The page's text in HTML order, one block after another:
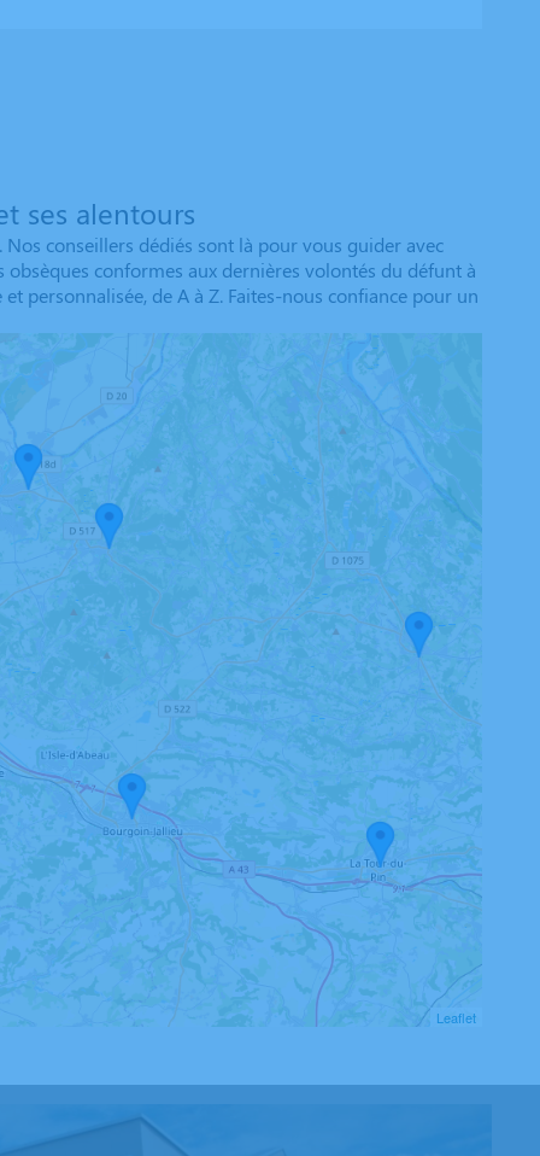
ses alentours
conseillers dédiés sont là pour vous guider avec
conformes aux dernières volontés du défunt à
personnalisée, de A à Z. Faites-nous confiance pour un
Leaflet